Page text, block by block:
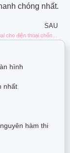
chóng nhất.
SAU
Tổng hợp 7 gimbal cho điện thoại chống rung quay Tiktok, Youtube
hình
nhất
hàm thi